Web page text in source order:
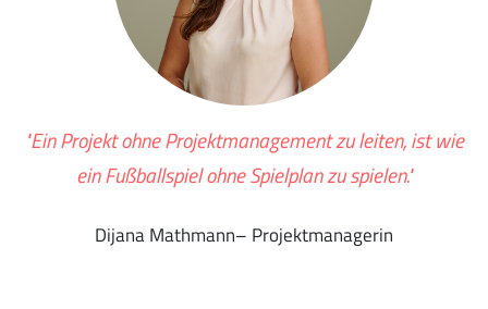
"Ein Projekt ohne Projektmanagement zu leiten, ist wie
ein Fußballspiel ohne Spielplan zu spielen."
Dijana Mathmann– Projektmanagerin